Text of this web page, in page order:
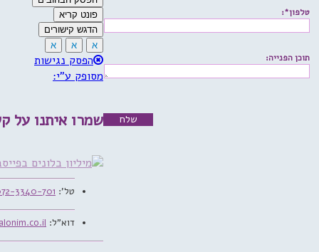
טלפון*:
תוכן הפנייה:
שמרו איתנו על
טל': 3340-701
דוא"ל:
פונט קריא
הדגש קישורים
א
א א
הפסק נגישות
מסופק ע"י: